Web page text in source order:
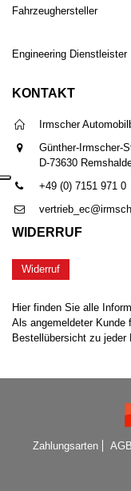
Fahrzeughersteller
Engineering Dienstleister
KONTAKT
Irmscher
Günther-Irmscher-
D-73630
+49 (0) 7151 971 0
WIDERRUF
Widerruf
Hier finden Sie alle
Als angemeldeter Kunde
Bestellübersicht zu jeder
Zahlungsarten AGB